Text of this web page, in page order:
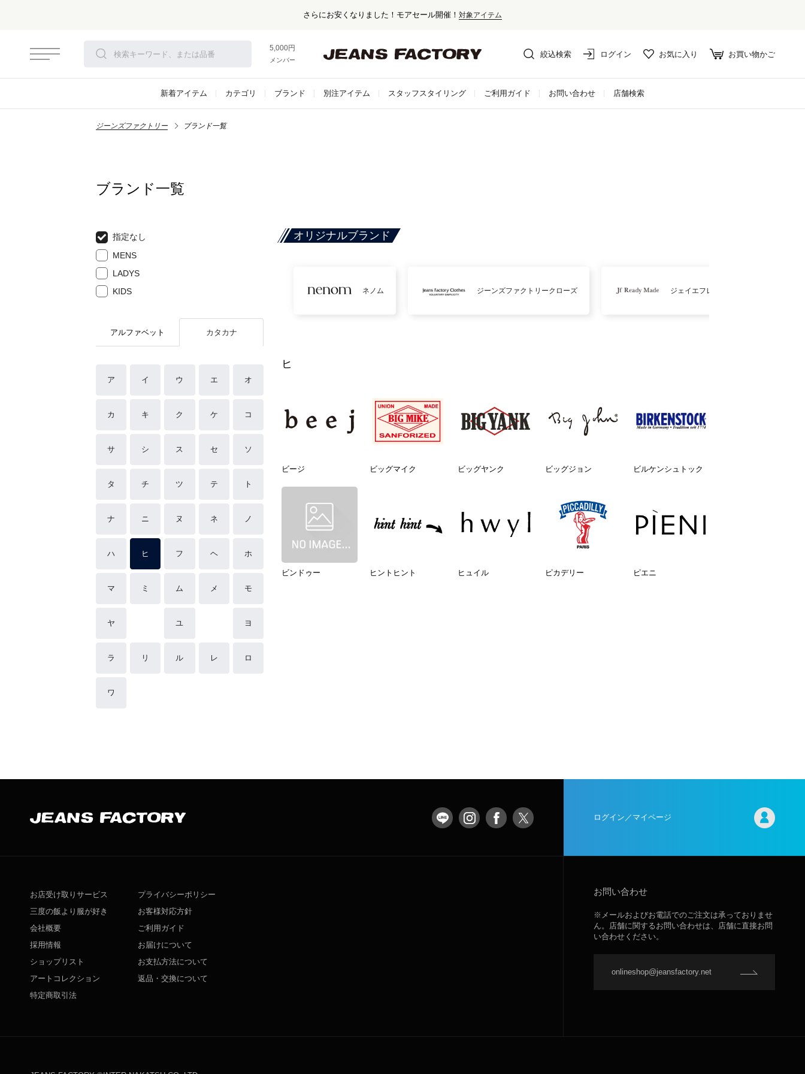
さらにお安くなりました！モアセール開催！ 対象アイテム
5,000円以上お買い上げで送料無料！
メンバー登録でお得な情報をゲット。さらに詳しく
絞込検索 ログイン お気に入り お買い物かご
新着アイテム カテゴリ ブランド 別注アイテム スタッフスタイリング ご利用ガイド お問い合わせ 店舗検索
ジーンズファクトリー ブランド一覧
ブランド一覧
指定なし
MENS
LADYS
KIDS
アルファベット カタカナ
ア イ ウ エ オ
カ キ ク ケ コ
サ シ ス セ ソ
タ チ ツ テ ト
ナ ニ ヌ ネ ノ
ハ ヒ フ ヘ ホ
マ ミ ム メ モ
ヤ ユ ヨ
ラ リ ル レ ロ
ワ
オリジナルブランド
ネノム ジーンズファクトリークローズ ジェイエフレディメイド
ヒ
ビージ ビッグマイク ビッグヤンク ビッグジョン ビルケンシュトック
ビンドゥー ヒントヒント ヒュイル ピカデリー ピエニ
ログイン／マイページ
お店受け取りサービス
三度の飯より服が好き
会社概要
採用情報
ショップリスト
アートコレクション
特定商取引法
プライバシーポリシー
お客様対応方針
ご利用ガイド
お届けについて
お支払方法について
返品・交換について
お問い合わせ
※メールおよびお電話でのご注文は承っておりませ
ん。店舗に関するお問い合わせは、店舗に直接お問
い合わせください。
onlineshop@jeansfactory.net